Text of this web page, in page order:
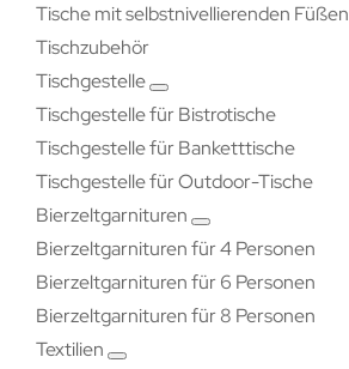
Tische mit selbstnivellierenden Füßen
Tischzubehör
Tischgestelle
Tischgestelle für Bistrotische
Tischgestelle für Banketttische
Tischgestelle für Outdoor-Tische
Bierzeltgarnituren
Bierzeltgarnituren für 4 Personen
Bierzeltgarnituren für 6 Personen
Bierzeltgarnituren für 8 Personen
Textilien